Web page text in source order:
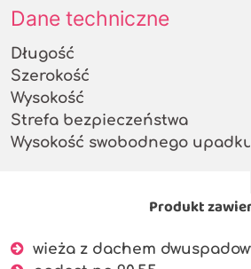
Dane techniczne
Długość
Szerokość
Wysokość
Strefa bezpieczeństwa
Wysokość swobodnego upadku
Produkt
wieża z dachem